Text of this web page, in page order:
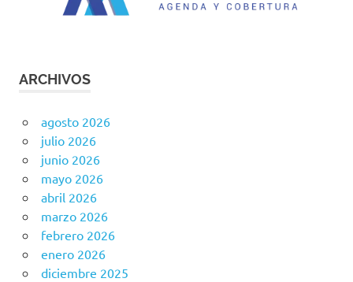
ARCHIVOS
agosto 2026
julio 2026
junio 2026
mayo 2026
abril 2026
marzo 2026
febrero 2026
enero 2026
diciembre 2025